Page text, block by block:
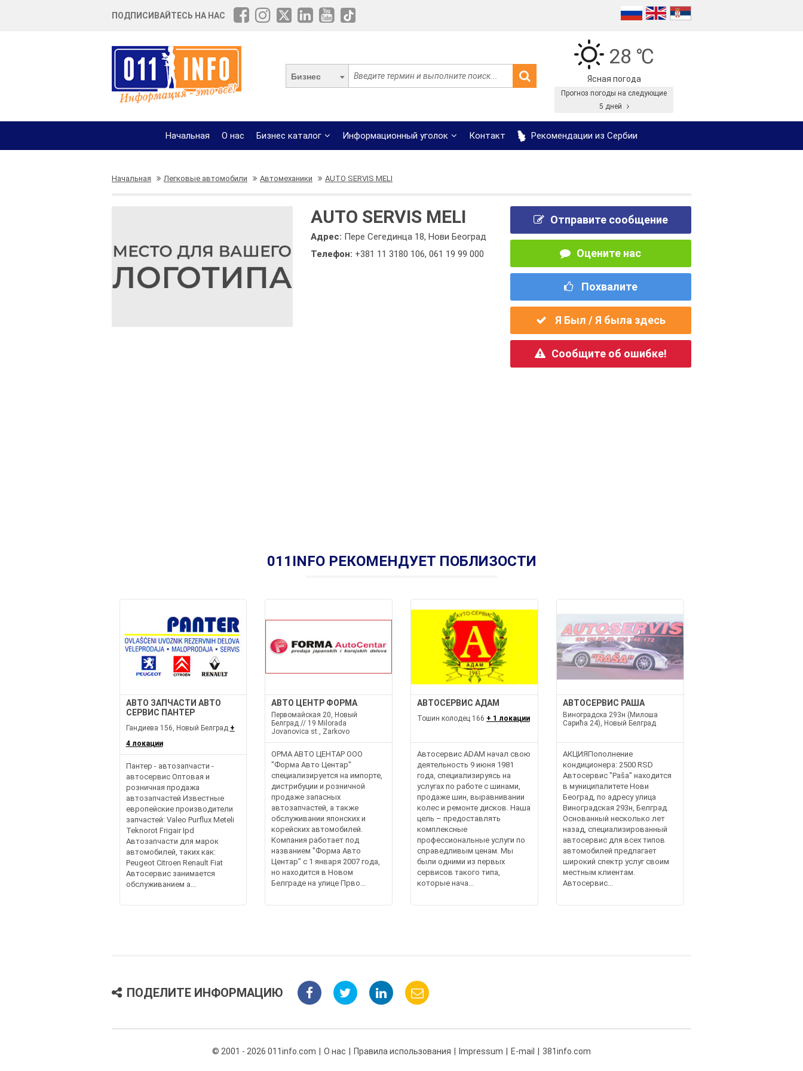
ПОДПИСИВАЙТЕСЬ НА НАС
Бизнес
28 ℃
Ясная погода
Прогноз погоды на следующие
5 дней
Начальная О нас Бизнес каталог Информационный уголок Контакт Рекомендации из Сербии
Начальная Легковые автомобили Автомеханики AUTO SERVIS MELI
AUTO SERVIS MELI
Адрес: Пере Сегединца 18, Нови Београд
Телефон: +381 11 3180 106,061 19 99 000
Отправите сообщение
Оцените нас
Похвалите
Я Был / Я была здесь
Сообщите об ошибке!
011INFO РЕКОМЕНДУЕТ ПОБЛИЗОСТИ
АВТО ЗАПЧАСТИ АВТО
СЕРВИС ПАНТЕР
Гандиева 156, Новый Белград +
4 локации
Пантер - автозапчасти -
автосервис Оптовая и
розничная продажа
автозапчастей Известные
европейские производители
запчастей: Valeo Purflux Meteli
Teknorot Frigair Ipd
Автозапчасти для марок
автомобилей, таких как:
Peugeot Citroen Renault Fiat
Автосервис занимается
обслуживанием а...
АВТО ЦЕНТР ФОРМА
Первомайская 20, Новый
Белград // 19 Milorada
Jovanovica st., Zarkovo
ОРМА АВТО ЦЕНТАР ООО
"Форма Авто Центар"
специализируется на импорте,
дистрибуции и розничной
продаже запасных
автозапчастей, а также
обслуживании японских и
корейских автомобилей.
Компания работает под
названием "Форма Авто
Центар" с 1 января 2007 года,
но находится в Новом
Белграде на улице Прво...
АВТОСЕРВИС АДАМ
Тошин колодец 166 + 1 локации
Автосервис ADAM начал свою
деятельность 9 июня 1981
года, специализируясь на
услугах по работе с шинами,
продаже шин, выравнивании
колес и ремонте дисков. Наша
цель – предоставлять
комплексные
профессиональные услуги по
справедливым ценам. Мы
были одними из первых
сервисов такого типа,
которые нача...
АВТОСЕРВИС РАША
Виноградска 293н (Милоша
Сарића 24), Новый Белград
АКЦИЯПополнение
кондиционера: 2500 RSD
Автосервис "Раša" находится
в муниципалитете Нови
Београд, по адресу улица
Виноградская 293н, Белград.
Основанный несколько лет
назад, специализированный
автосервис для всех типов
автомобилей предлагает
широкий спектр услуг своим
местным клиентам.
Автосервис...
ПОДЕЛИТЕ ИНФОРМАЦИЮ
© 2001 - 2026 011info.com О нас Правила использования Impressum E-mail 381info.com